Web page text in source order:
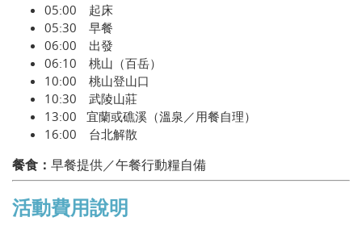
05:00 起床
05:30 早餐
06:00 出發
06:10 桃山（百岳）
10:00 桃山登山口
10:30 武陵山莊
13:00 宜蘭或礁溪（溫泉／用餐自理）
16:00 台北解散
餐食： 早餐提供／午餐行動糧自備
活動費用說明